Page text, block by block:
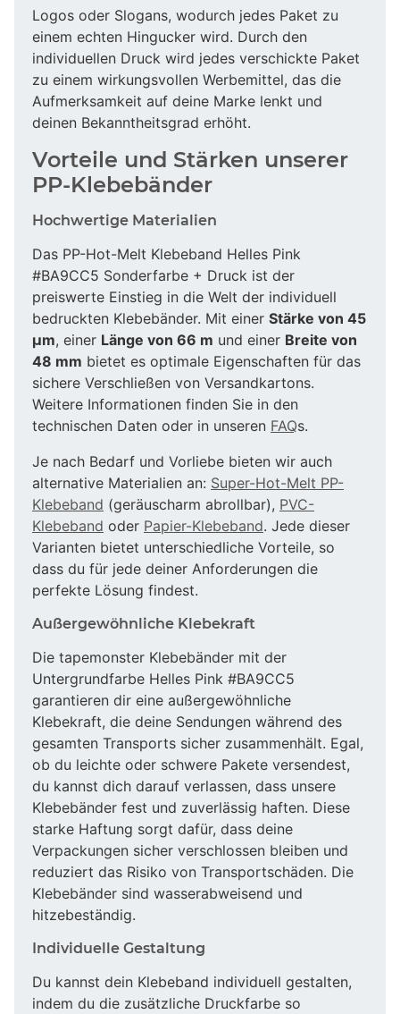
Logos oder Slogans, wodurch jedes Paket zu
einem echten Hingucker wird. Durch den
individuellen Druck wird jedes verschickte Paket
zu einem wirkungsvollen Werbemittel, das die
Aufmerksamkeit auf deine Marke lenkt und
deinen Bekanntheitsgrad erhöht.
Vorteile und Stärken unserer
PP-Klebebänder
Hochwertige Materialien
Das PP-Hot-Melt Klebeband Helles Pink
#BA9CC5 Sonderfarbe + Druck ist der
preiswerte Einstieg in die Welt der individuell
bedruckten Klebebänder. Mit einer Stärke von 45
µm, einer Länge von 66 m und einer Breite von
48 mm bietet es optimale Eigenschaften für das
sichere Verschließen von Versandkartons.
Weitere Informationen finden Sie in den
technischen Daten oder in unseren FAQs.
Je nach Bedarf und Vorliebe bieten wir auch
alternative Materialien an: Super-Hot-Melt PP-
Klebeband (geräuscharm abrollbar), PVC-
Klebeband oder Papier-Klebeband. Jede dieser
Varianten bietet unterschiedliche Vorteile, so
dass du für jede deiner Anforderungen die
perfekte Lösung findest.
Außergewöhnliche Klebekraft
Die tapemonster Klebebänder mit der
Untergrundfarbe Helles Pink #BA9CC5
garantieren dir eine außergewöhnliche
Klebekraft, die deine Sendungen während des
gesamten Transports sicher zusammenhält. Egal,
ob du leichte oder schwere Pakete versendest,
du kannst dich darauf verlassen, dass unsere
Klebebänder fest und zuverlässig haften. Diese
starke Haftung sorgt dafür, dass deine
Verpackungen sicher verschlossen bleiben und
reduziert das Risiko von Transportschäden. Die
Klebebänder sind wasserabweisend und
hitzebeständig.
Individuelle Gestaltung
Du kannst dein Klebeband individuell gestalten,
indem du die zusätzliche Druckfarbe so